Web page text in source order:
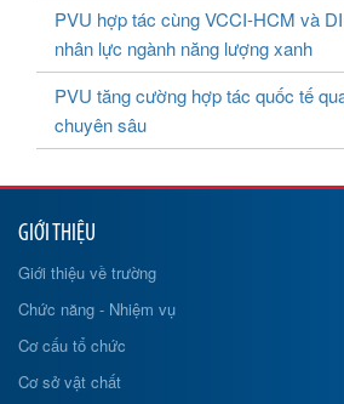
PVU hợp tác cùng VCCI-HCM và
nhân lực ngành năng lượng xanh
PVU tăng cường hợp tác quốc tế
chuyên sâu
GIỚI THIỆU
Giới thiệu về trường
Chức năng - Nhiệm vụ
Cơ cấu tổ chức
Cơ sở vật chất